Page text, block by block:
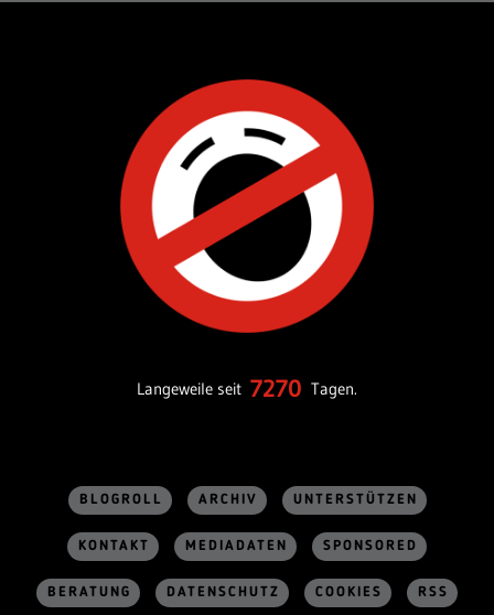
Langeweile seit 7270 Tagen.
BLOGROLL ARCHIV UNTERSTÜTZEN
KONTAKT MEDIADATEN SPONSORED
BERATUNG DATENSCHUTZ COOKIES RSS